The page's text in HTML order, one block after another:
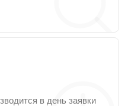
в день заявки